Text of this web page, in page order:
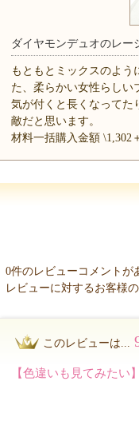
ダイヤモンデュオのレー
もともとミックスのよう
た、柔らかい女性らしい
気が付くと長くなってた
敵だと思います。
材料一括購入金額 \1,302
0件のレビューコメントが
レビューに対するお客様
このレビューは...
【色違いも見てみたい】